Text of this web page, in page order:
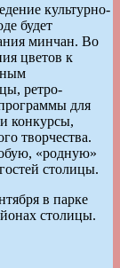
культурно-
будет
минчан. Во
цветов к
ретро-
для
конкурсы,
творчества.
«родную»
столицы.
в парке
столицы.